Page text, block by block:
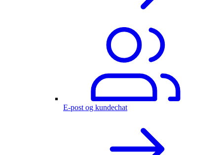
E-post og kundechat